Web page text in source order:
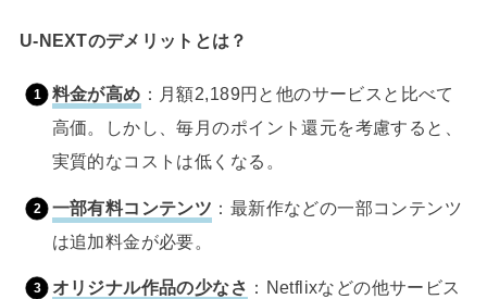
U-NEXTのデメリットとは？
料金が高め ：月額2,189円と他のサービスと比べて
高価。しかし、毎月のポイント還元を考慮すると、
実質的なコストは低くなる。
一部有料コンテンツ ：最新作などの一部コンテンツ
は追加料金が必要。
オリジナル作品の少なさ ：Netflixなどの他サービス